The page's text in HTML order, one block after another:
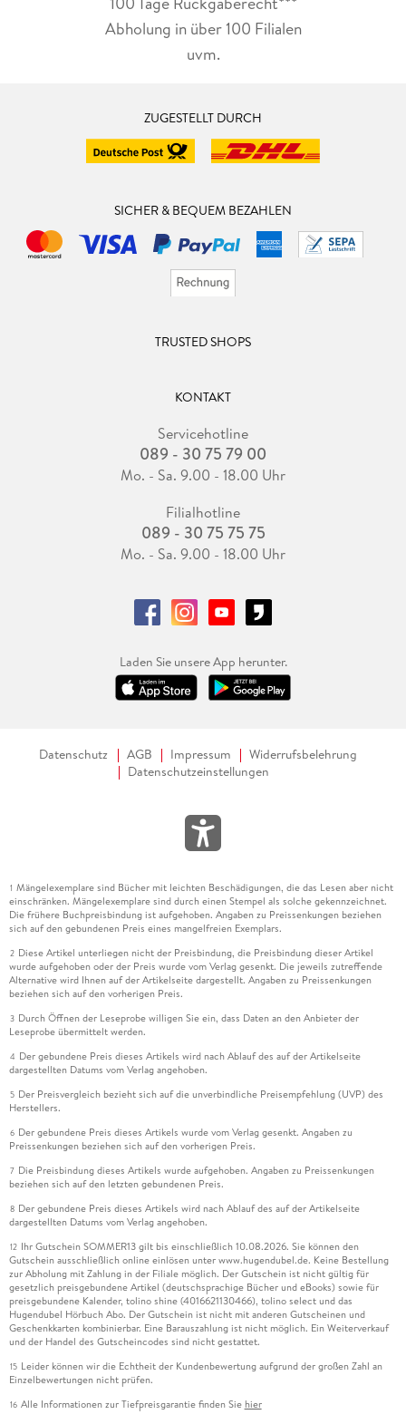
Abholung in über 100 Filialen
uvm.
ZUGESTELLT DURCH
SICHER & BEQUEM BEZAHLEN
TRUSTED SHOPS
KONTAKT
Servicehotline
089 - 30 75 79 00
Mo. - Sa. 9.00 - 18.00 Uhr
Filialhotline
089 - 30 75 75 75
Mo. - Sa. 9.00 - 18.00 Uhr
Laden Sie unsere App herunter.
Datenschutz AGB Impressum
Widerrufsbelehrung
Datenschutzeinstellungen
1 Mängelexemplare sind Bücher mit leichten Beschädigungen, die das Lesen aber nicht
einschränken. Mängelexemplare sind durch einen Stempel als solche gekennzeichnet.
Die frühere Buchpreisbindung ist aufgehoben. Angaben zu Preissenkungen beziehen
sich auf den gebundenen Preis eines mangelfreien Exemplars.
2 Diese Artikel unterliegen nicht der Preisbindung, die Preisbindung dieser Artikel
wurde aufgehoben oder der Preis wurde vom Verlag gesenkt. Die jeweils zutreffende
Alternative wird Ihnen auf der Artikelseite dargestellt. Angaben zu Preissenkungen
beziehen sich auf den vorherigen Preis.
3 Durch Öffnen der Leseprobe willigen Sie ein, dass Daten an den Anbieter der
Leseprobe übermittelt werden.
4 Der gebundene Preis dieses Artikels wird nach Ablauf des auf der Artikelseite
dargestellten Datums vom Verlag angehoben.
5 Der Preisvergleich bezieht sich auf die unverbindliche Preisempfehlung (UVP) des
Herstellers.
6 Der gebundene Preis dieses Artikels wurde vom Verlag gesenkt. Angaben zu
Preissenkungen beziehen sich auf den vorherigen Preis.
7 Die Preisbindung dieses Artikels wurde aufgehoben. Angaben zu Preissenkungen
beziehen sich auf den letzten gebundenen Preis.
8 Der gebundene Preis dieses Artikels wird nach Ablauf des auf der Artikelseite
dargestellten Datums vom Verlag angehoben.
12 Ihr Gutschein SOMMER13 gilt bis einschließlich 10.08.2026. Sie können den
Gutschein ausschließlich online einlösen unter www.hugendubel.de. Keine Bestellung
zur Abholung mit Zahlung in der Filiale möglich. Der Gutschein ist nicht gültig für
gesetzlich preisgebundene Artikel (deutschsprachige Bücher und eBooks) sowie für
preisgebundene Kalender, tolino shine (4016621130466), tolino select und das
Hugendubel Hörbuch Abo. Der Gutschein ist nicht mit anderen Gutscheinen und
Geschenkkarten kombinierbar. Eine Barauszahlung ist nicht möglich. Ein Weiterverkauf
und der Handel des Gutscheincodes sind nicht gestattet.
15 Leider können wir die Echtheit der Kundenbewertung aufgrund der großen Zahl an
Einzelbewertungen nicht prüfen.
16 Alle Informationen zur Tiefpreisgarantie finden Sie hier